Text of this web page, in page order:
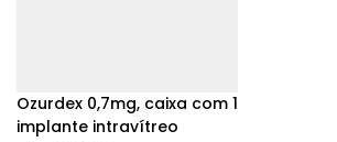
Ozurdex 0,7mg, caixa com 1
implante intravítreo